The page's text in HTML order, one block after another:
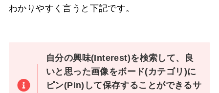
わかりやすく言うと下記です。
自分の興味(Interest)を検索して、良
いと思った画像をボード(カテゴリ)に
ピン(Pin)して保存することができるサ